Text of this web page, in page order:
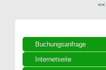
Buchungsanfrage
Internetseite